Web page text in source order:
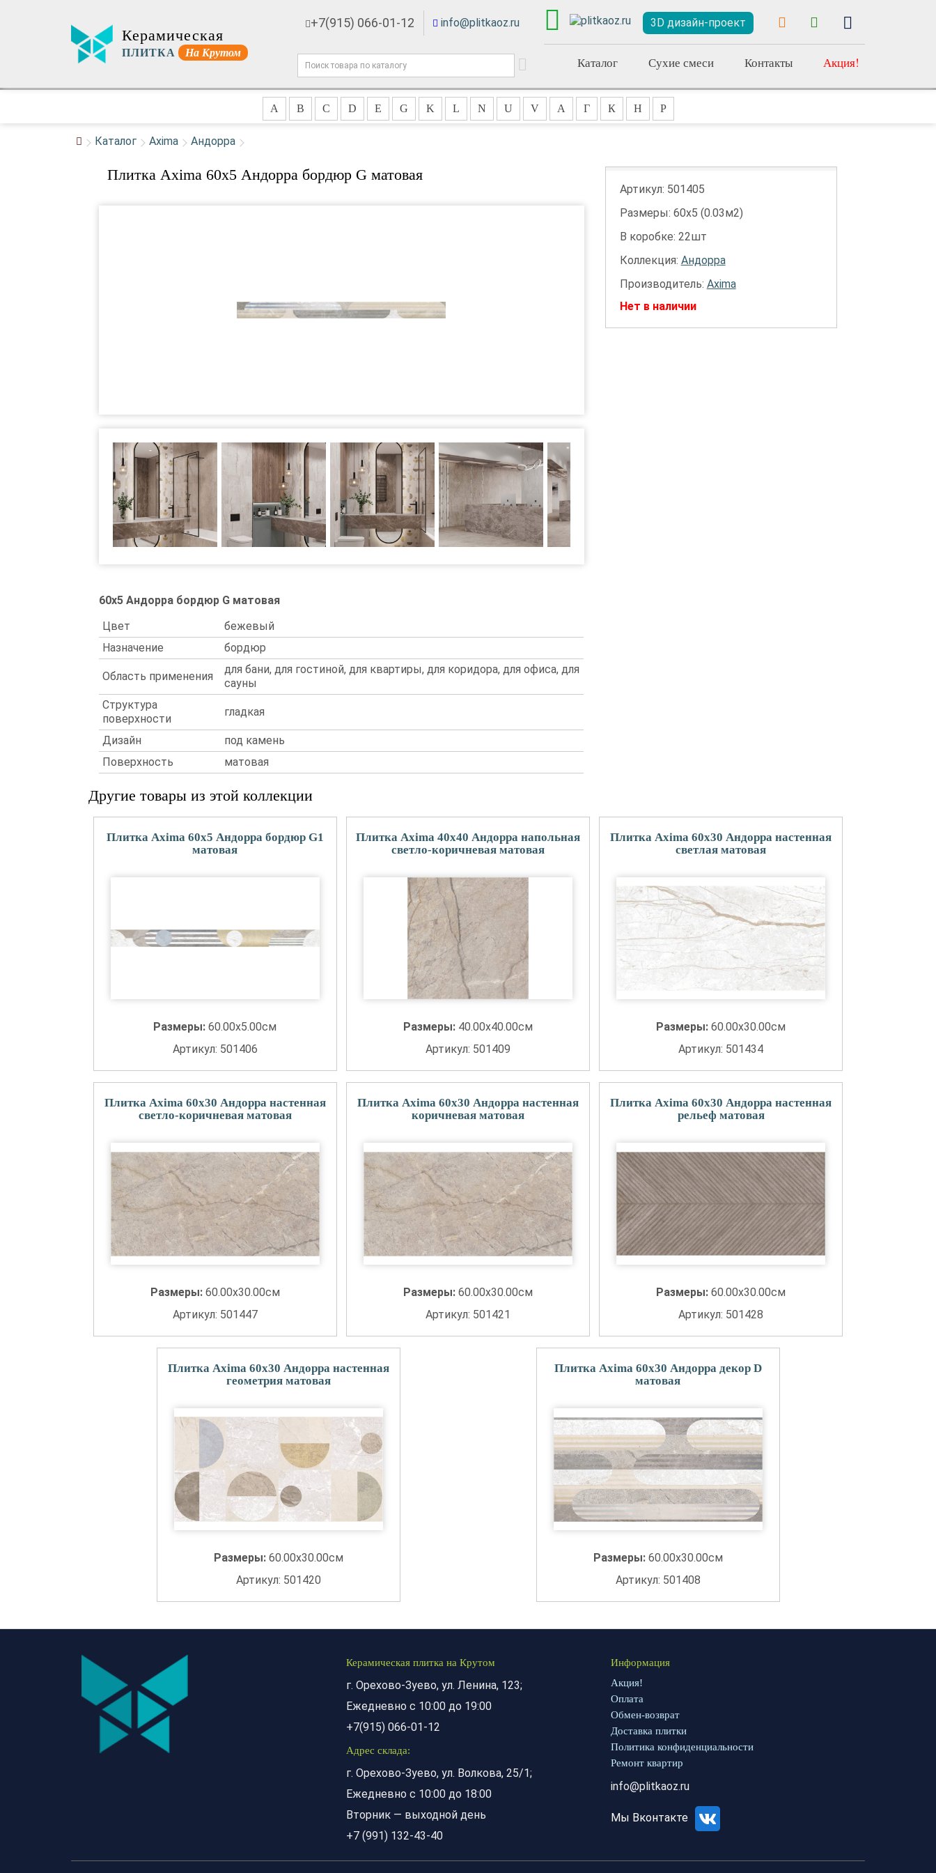
Керамическая
ПЛИТКА На Крутом
+7(915) 066-01-12 info@plitkaoz.ru 3D дизайн-проект
Каталог Сухие смеси Контакты Акция!
A B C D E G K L N U V А Г К Н Р
Каталог Axima Андорра
Плитка Axima 60x5 Андорра бордюр G матовая
60x5 Андорра бордюр G матовая
Цвет
бежевый
Назначение
бордюр
Область применения
для бани, для гостиной, для квартиры, для коридора, для офиса, для
сауны
Структура
поверхности
гладкая
Дизайн
под камень
Поверхность
матовая
Артикул: 501405
Размеры: 60х5 (0.03м2)
В коробке: 22шт
Коллекция: Андорра
Производитель: Axima
Нет в наличии
Другие товары из этой коллекции
Плитка Axima 60x5 Андорра бордюр G1
матовая
Размеры:60.00x5.00см
Артикул: 501406
Плитка Axima 40x40 Андорра напольная
светло-коричневая матовая
Размеры: 40.00x40.00см
Артикул: 501409
Плитка Axima 60x30 Андорра настенная
светлая матовая
Размеры:60.00x30.00см
Артикул: 501434
Плитка Axima 60x30 Андорра настенная
светло-коричневая матовая
Размеры: 60.00x30.00см
Артикул: 501447
Плитка Axima 60x30 Андорра настенная
коричневая матовая
Размеры: 60.00x30.00см
Артикул: 501421
Плитка Axima 60x30 Андорра настенная
рельеф матовая
Размеры:60.00x30.00см
Артикул: 501428
Плитка Axima 60x30 Андорра настенная
геометрия матовая
Размеры: 60.00x30.00см
Артикул: 501420
Плитка Axima 60x30 Андорра декор D
матовая
Размеры: 60.00x30.00см
Артикул: 501408
Керамическая плитка на Крутом
г. Орехово-Зуево, ул. Ленина, 123;
Ежедневно с 10:00 до 19:00
+7(915) 066-01-12
Адрес склада:
г. Орехово-Зуево, ул. Волкова, 25/1;
Ежедневно с 10:00 до 18:00
Вторник — выходной день
+7 (991) 132-43-40
Информация
Акция!
Оплата
Обмен-возврат
Доставка плитки
Политика конфиденциальности
Ремонт квартир
info@plitkaoz.ru
Мы Вконтакте